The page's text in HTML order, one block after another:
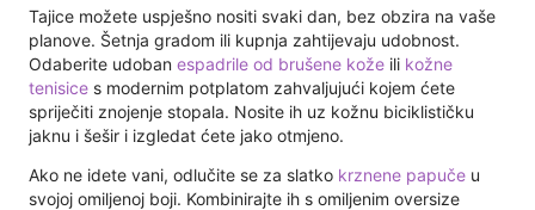
Tajice možete uspješno nositi svaki dan, bez obzira na vaše
planove. Šetnja gradom ili kupnja zahtijevaju udobnost.
Odaberite udoban espadrile od brušene kože ili kožne
tenisice s modernim potplatom zahvaljujući kojem ćete
spriječiti znojenje stopala. Nosite ih uz kožnu biciklističku
jaknu i šešir i izgledat ćete jako otmjeno.
Ako ne idete vani, odlučite se za slatko krznene papuče u
svojoj omiljenoj boji. Kombinirajte ih s omiljenim oversize